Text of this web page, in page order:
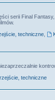
serii Final
techniczne,
techniczne